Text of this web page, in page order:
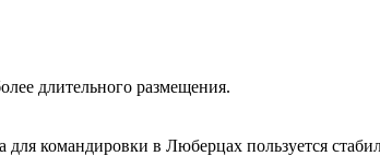
длительного размещения.
командировки в Люберцах пользуется